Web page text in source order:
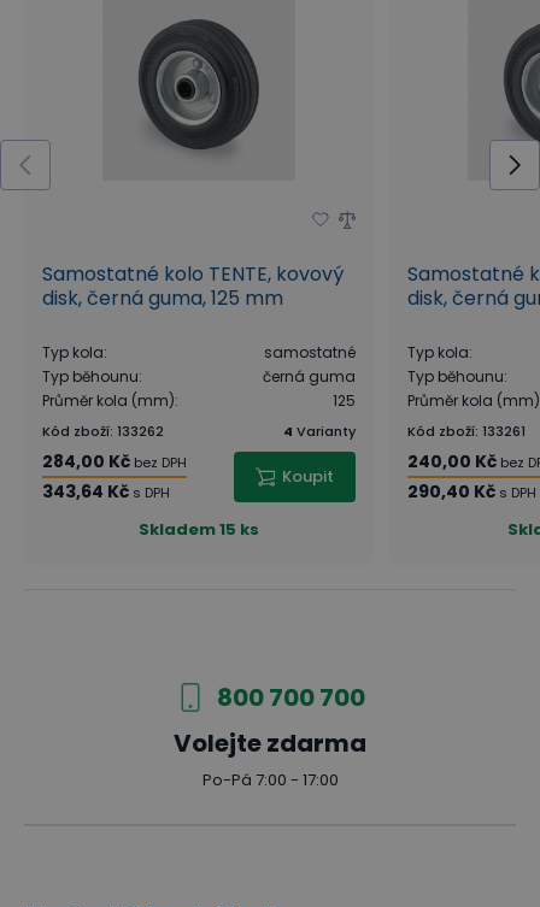
Samostatné kolo TENTE, kovový
disk, černá guma, 125 mm
Typ kola:
samostatné
Typ běhounu:
černá guma
Průměr kola (mm): 125
Kód zboží: 133262 4 Varianty
284,00 Kč bez DPH
343,64 Kč s DPH
Koupit
Skladem15 ks
Samostatné
disk, černá
Typ kola:
Typ běhounu:
Průměr kola (mm)
Kód zboží: 133261
240,00 Kč bez
290,40 Kč s DPH
800 700 700
Volejte zdarma
Po-Pá 7:00 - 17:00